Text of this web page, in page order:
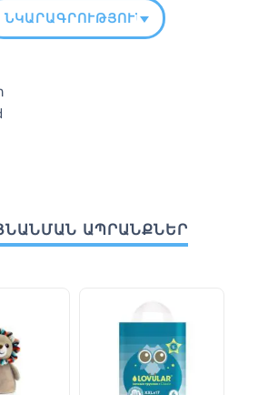
ՆԿԱՐԱԳՐՈՒԹՅՈՒՆ
ԱՊՐԱՆՔՆԵՐ